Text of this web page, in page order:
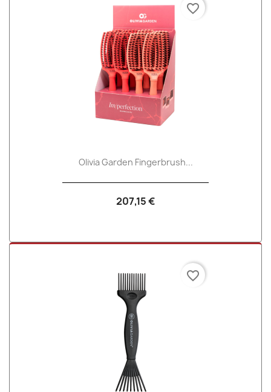
Olivia Garden Fingerbrush...
207,15 €
favorite_border
favorite_border